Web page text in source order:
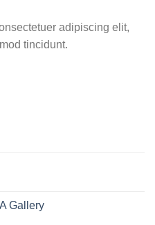
adipiscing elit,
tincidunt.
Gallery